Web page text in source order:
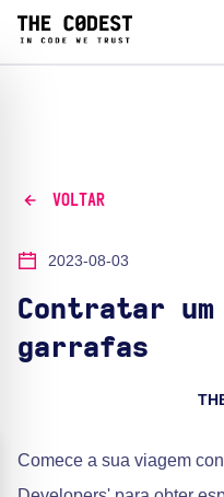
VOLTAR
2023-08-03
Contratar um
garrafas
Comece a sua viagem